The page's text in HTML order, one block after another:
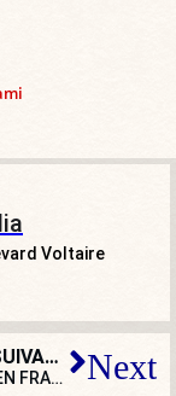
Voltaire
ARTICLE SUIVANT
[UNE PROF EN FRANCE] Le plan « filles et maths » : une gabegie de plus ? Next